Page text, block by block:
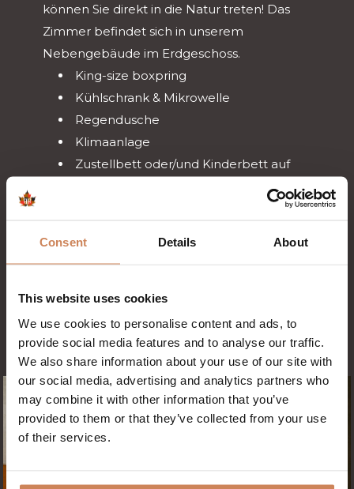
Consent Details About
This website uses cookies
We use cookies to personalise content and ads, to
provide social media features and to analyse our traffic.
We also share information about your use of our site with
our social media, advertising and analytics partners who
may combine it with other information that you’ve
provided to them or that they’ve collected from your use
of their services.
können Sie direkt in die Natur treten! Das
Zimmer befindet sich in unserem
Nebengebäude im Erdgeschoss.
King-size boxpring
Kühlschrank & Mikrowelle
Regendusche
Klimaanlage
Zustellbett oder/und Kinderbett auf
ZIMMER BUCHEN